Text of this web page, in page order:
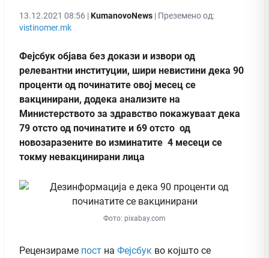
13.12.2021 08:56 |KumanovoNews | Преземено од:
vistinomer.mk
Фејсбук објава без докази и извори од
релевантни институции, шири невистини дека 90
проценти од починатите овој месец се
вакцинирани, додека анализите на
Министерството за здравство покажуваат дека
79 отсто од починатите и 69 отсто од
новозаразените во изминатите 4 месеци се
токму невакцинирани лица
Фото: pixabay.com
Рецензираме пост на Фејсбук во којшто се